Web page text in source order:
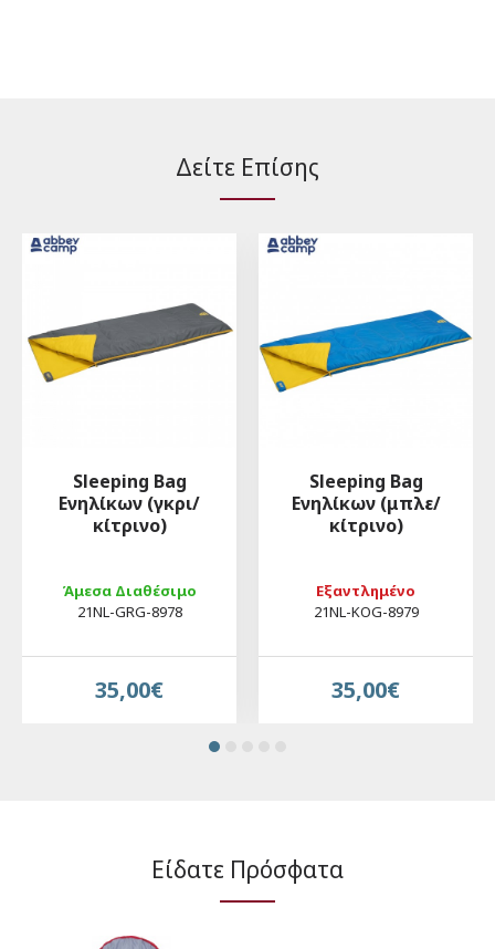
Δείτε Επίσης
Άμεσα Διαθέσιμο
21NL-GRG-8978
Sleeping Bag
Eνηλίκων (γκρι/
κίτρινο)
35,00€
Εξαντλημένο
21NL-KOG-8979
Sleeping Bag
Eνηλίκων (μπλε/
κίτρινο)
35,00€
Είδατε Πρόσφατα